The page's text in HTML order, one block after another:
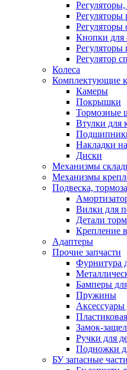
Регуляторы
Регуляторы
Кнопки для
Регуляторы
Регулятор
Колеса
Комплектующие к
Камеры
Покрышки
Тормозные
Втулки для
Накладки
Диски
Механизмы
Механизмы
Подвеска,
Вилки для
Детали
Крепление
Адаптеры
Прочие запчасти
Фурнитура
Бамперы
Пружины
Аксессуары
Замок-
Ручки для
Подножки
БУ запасные